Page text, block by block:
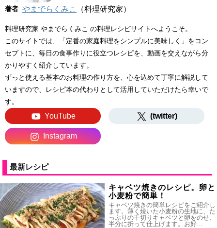
著者 やまでらくみこ （料理研究家）
料理研究家 やまでらくみこ の料理レシピサイトへようこそ。
このサイトでは、「定番の家庭料理をシンプルに美味しく」をコン
セプトに、毎日の食事作りに役立つレシピを、動画を交えながら分
かりやすく紹介しています。
ずっと使える基本のお料理の作り方を、心を込めて丁寧に解説して
いますので、レシピ本の代わりとして活用していただけたら幸いで
す。
YouTube (twitter)
Instagram
最新レシピ
キャベツ焼きのレシピ。卵と
小麦粉で簡単！
キャベツ焼きの簡単レシピをご紹介し
ます。薄く焼いた小麦粉の生地に、た
っぷりの千切りキャベツと卵をのせ、
半分に折って仕上げます。お好…